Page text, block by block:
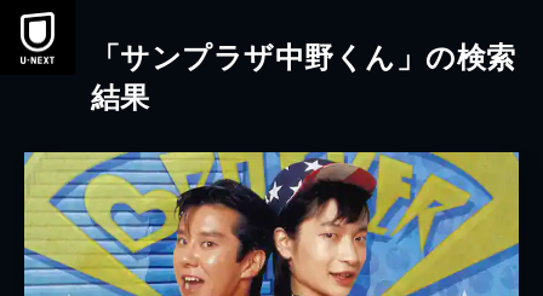
本文へスキップ
「サンプラザ中野くん」の検索
結果